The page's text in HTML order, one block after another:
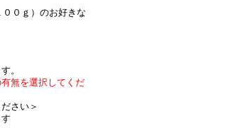
０ｇ）のお好きな
。
無を選択してくだ
さい＞